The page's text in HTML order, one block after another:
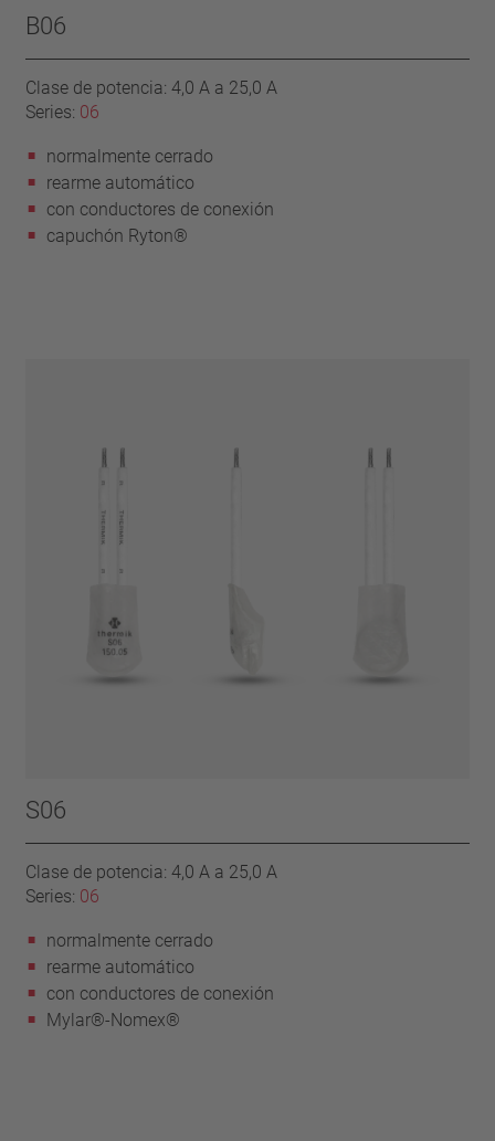
B06
Clase de potencia: 4,0 A a 25,0 A
Series: 06
normalmente cerrado
rearme automático
con conductores de conexión
capuchón Ryton®
S06
Clase de potencia: 4,0 A a 25,0 A
Series: 06
normalmente cerrado
rearme automático
con conductores de conexión
Mylar®-Nomex®